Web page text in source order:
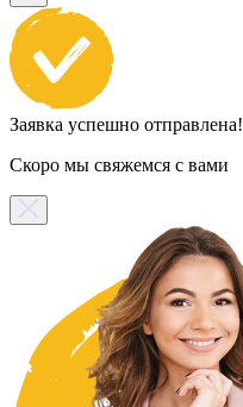
Заявка успешно отправлена!
Скоро мы свяжемся с вами